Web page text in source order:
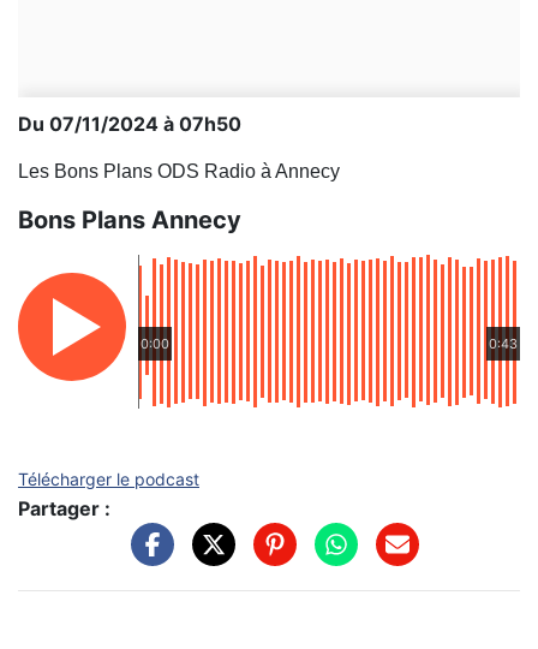
Du 07/11/2024 à 07h50
Les Bons Plans ODS Radio à Annecy
Bons Plans Annecy
0:00 0:43
Télécharger le podcast
Partager :